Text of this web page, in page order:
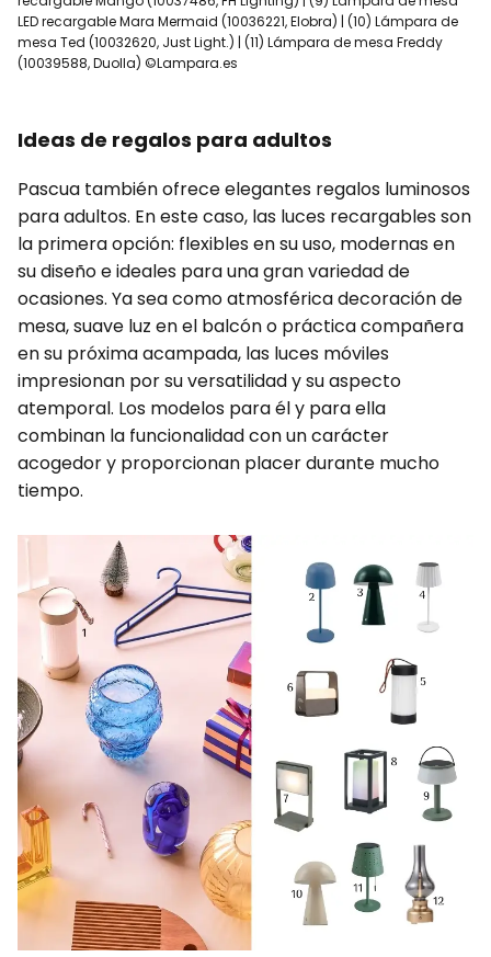
LED recargable Mara Mermaid (10036221, Elobra) | (10) Lámpara de
mesa Ted (10032620, Just Light.) | (11) Lámpara de mesa Freddy
(10039588, Duolla) ©Lampara.es
Ideas de regalos para adultos
Pascua también ofrece elegantes regalos luminosos
para adultos. En este caso, las luces recargables son
la primera opción: flexibles en su uso, modernas en
su diseño e ideales para una gran variedad de
ocasiones. Ya sea como atmosférica decoración de
mesa, suave luz en el balcón o práctica compañera
en su próxima acampada, las luces móviles
impresionan por su versatilidad y su aspecto
atemporal. Los modelos para él y para ella
combinan la funcionalidad con un carácter
acogedor y proporcionan placer durante mucho
tiempo.